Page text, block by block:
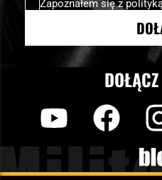
Zapoznałem się z